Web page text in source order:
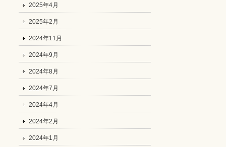
2025年4月
2025年2月
2024年11月
2024年9月
2024年8月
2024年7月
2024年4月
2024年2月
2024年1月